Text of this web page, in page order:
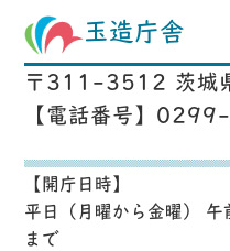
玉造庁舎
〒311-3512 茨城
【電話番号】
【開庁日時】
平日（月曜から金曜）
まで